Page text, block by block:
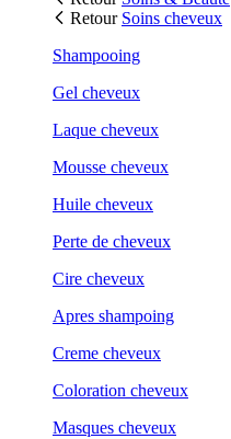
Retour Soins cheveux
Shampooing
Gel cheveux
Laque cheveux
Mousse cheveux
Huile cheveux
Perte de cheveux
Cire cheveux
Apres shampoing
Creme cheveux
Coloration cheveux
Masques cheveux